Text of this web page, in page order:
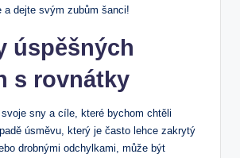
a dejte svým zubům šanci!
úspěšných
s rovnátky
sny a cíle, které bychom chtěli
úsměvu, který je často lehce zakrytý
drobnými odchylkami, může být